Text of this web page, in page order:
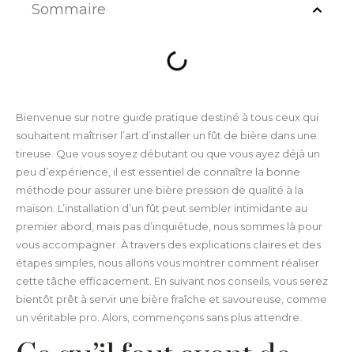
Sommaire
Bienvenue sur notre guide pratique destiné à tous ceux qui
souhaitent maîtriser l’art d’installer un fût de bière dans une
tireuse. Que vous soyez débutant ou que vous ayez déjà un
peu d’expérience, il est essentiel de connaître la bonne
méthode pour assurer une bière pression de qualité à la
maison. L’installation d’un fût peut sembler intimidante au
premier abord, mais pas d’inquiétude, nous sommes là pour
vous accompagner. À travers des explications claires et des
étapes simples, nous allons vous montrer comment réaliser
cette tâche efficacement. En suivant nos conseils, vous serez
bientôt prêt à servir une bière fraîche et savoureuse, comme
un véritable pro. Alors, commençons sans plus attendre.